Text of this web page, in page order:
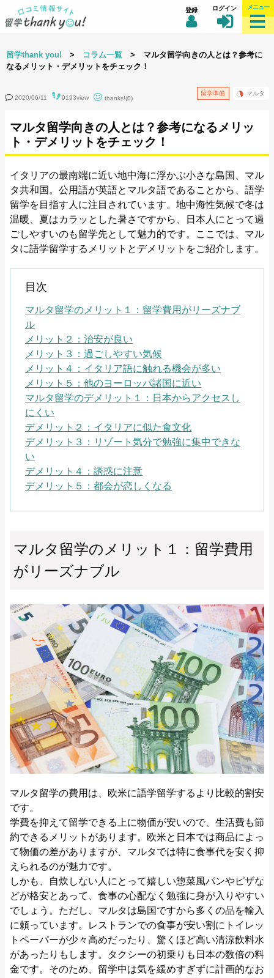
登録 ログイン メニュー
留学thank you! > コラム一覧 > マルタ留学向きの人とは？参考に
なるメリット・デメリットをチェック！
2020/06/11 9193view thanks!(0)
マルタ
留学準備
マルタ留学向きの人とは？参考になるメリッ
ト・デメリットをチェック！
イタリアの最南端に近い地中海に浮かぶ小さな島国、マル
タ共和国。公用語が英語とマルタ語であることから、語学
留学を目指す人に注目されています。地中海性気候で冬は
温暖、夏はカラッとした暑さですから、日本人にとって過
ごしやすいのも留学先として魅力的です。ここでは、マル
タに語学留学するメリットとデメリットをご紹介します。
目次
マルタ留学のメリット１：留学費用がリーズナブ
ル
メリット２：治安が良い
メリット３：過ごしやすい気候
メリット４：イタリア語に触れる機会が多い
メリット５：他のヨーロッパ諸国に近い
マルタ留学のデメリット１：日本からアクセスし
にくい
デメリット２：イタリアに似た食文化
デメリット３：リゾート気分で勉強に集中できな
い
デメリット４：誘惑に注意
デメリット５：都会が恋しくなる
マルタ留学のメリット１：留学費用
がリーズナブル
マルタ留学の費用は、欧米に語学留学するより比較的割安
です。
学費を抑えて留学できる上に物価が安いので、生活費も節
約できるメリットがあります。欧米と日本では商品によっ
て物価の差がありますが、マルタでは特に食事代を安く抑
えられるのが魅力です。
しかも、自炊しない人にとって嬉しい惣菜風パンやピザな
どが格安とあって、食事の心配なく勉強に身が入りやすい
でしょう。ただし、マルタは島国ですから多くの品を輸入
に頼っています。レストランでの食事が安い割にトイレッ
トペーパーが少々高めだったり、驚くほど高い清涼飲料水
があったりもします。タクシーの初乗りも日本の数倍の料
金です。そのため、留学中は気を緩めすぎずに計画的なお